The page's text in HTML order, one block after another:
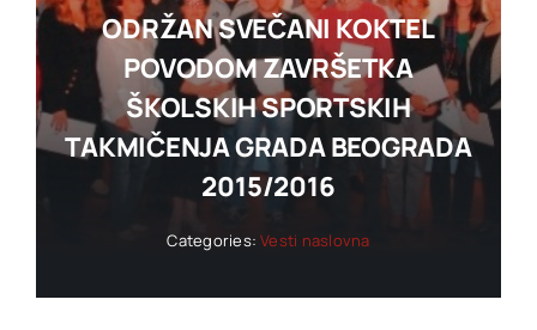
ODRŽAN SVEČANI KOKTEL
POVODOM ZAVRŠETKA
ŠKOLSKIH SPORTSKIH
TAKMIČENJA GRADA BEOGRADA
2015/2016
Categories:Vesti naslovna